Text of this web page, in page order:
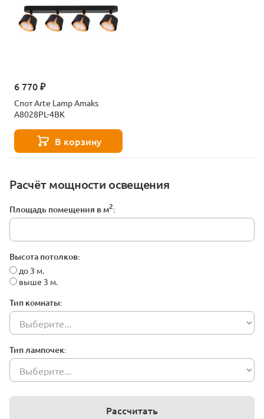
Расчёт мощности освещения
Площадь помещения в м2:
Высота потолков:
до 3 м.
выше 3 м.
Тип комнаты:
Тип лампочек:
Рассчитать
6 770 ₽
Спот Arte Lamp Amaks
A8028PL-4BK
В корзину